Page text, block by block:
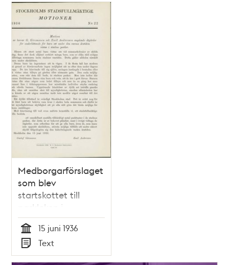
Medborgarförslaget
som blev
startskottet till
parkleken i
stockholm
Tid
15 juni 1936
Typ
Text